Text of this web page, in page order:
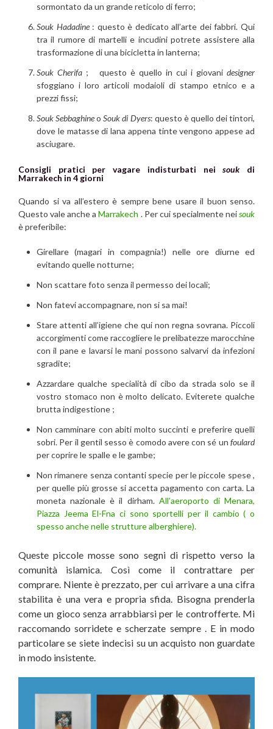
sormontato da un grande reticolo di ferro;
Souk Hadadine: questo è dedicato all’arte dei fabbri. Qui
tra il rumore di martelli e incudini potrete assistere alla
trasformazione di una bicicletta in lanterna;
Souk Cherifa ; questo è quello in cui i giovani designer
sfoggiano i loro articoli modaioli di stampo etnico e a
prezzi fissi;
Souk SebbaghineoSouk di Dyers: questo è quello dei tintori,
dove le matasse di lana appena tinte vengono appese ad
asciugare.
Consigli pratici per vagare indisturbati neisouk di
Marrakech in 4 giorni
Quando si va all’estero è sempre bene usare il buon senso.
Questo vale anche aMarrakech . Per cui specialmente neisouk
è preferibile:
Girellare (magari in compagnia!) nelle ore diurne ed
evitando quelle notturne;
Non scattare foto senza il permesso dei locali;
Non fatevi accompagnare, non si sa mai!
Stare attenti all’igiene che qui non regna sovrana. Piccoli
accorgimenti come raccogliere le prelibatezze marocchine
con il pane e lavarsi le mani possono salvarvi da infezioni
sgradite;
Azzardare qualche specialità di cibo da strada solo se il
vostro stomaco non è molto delicato. Eviterete qualche
brutta indigestione ;
Non camminare con abiti molto succinti e preferire quelli
sobri. Per il gentil sesso è comodo avere con sé un foulard
per coprire le spalle e le gambe;
Non rimanere senza contanti specie per le piccole spese ,
per quelle più grosse si accetta pagamento con carta. La
moneta nazionale è il dirham. All’aeroporto di Menara,
Piazza Jeema El-Fna ci sono sportelli per il cambio ( o
spesso anche nelle strutture alberghiere).
Queste piccole mosse sono segni di rispetto verso la
comunità islamica. Così come il contrattare per
comprare. Niente è prezzato, per cui arrivare a una cifra
stabilita è una vera e propria sfida. Bisogna prenderla
come un gioco senza arrabbiarsi per le controfferte. Mi
raccomando sorridete e scherzate sempre . E in modo
particolare se siete indecisi su un acquisto non guardate
in modo insistente.